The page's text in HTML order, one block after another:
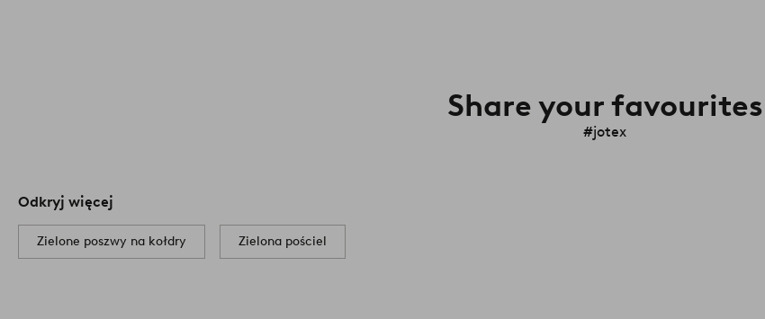
Share your favourites
#jotex
Odkryj więcej
Zielone poszwy na kołdry Zielona pościel